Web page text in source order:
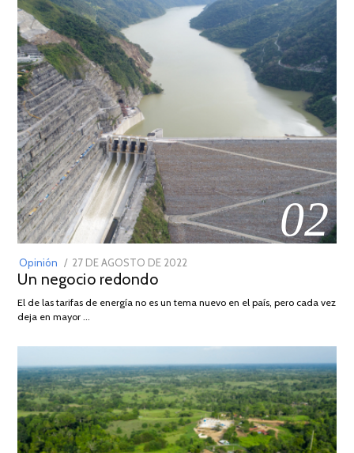
02
Opinión
POSTED
ON
27 DE AGOSTO DE 2022
DE
Un negocio redondo
El de las tarifas de energía no es un tema nuevo en el país, pero cada vez
deja en mayor …